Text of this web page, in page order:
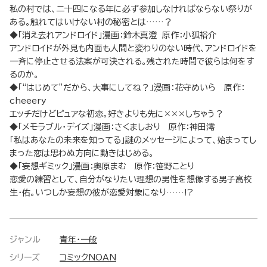
私の村では、二十四になる年に必ず参加しなければならない祭りが
ある。触れてはいけない村の秘密とは……？
◆「消え去れアンドロイド」漫画：鈴木真澄 原作：小狐裕介
アンドロイドが外見も内面も人間と変わりのない時代、アンドロイドを
一斉に停止させる法案が可決される。残された時間で彼らは何をす
るのか。
◆「“はじめて”だから、大事にしてね？」漫画：花守めいら 原作：
cheeery
エッチだけどピュアな初恋。好きよりも先に×××しちゃう？
◆「メモラブル・デイズ」漫画：さくましおり 原作：神田澪
「私はあなたの未来を知ってる」謎のメッセージによって、始まってし
まった恋は思わぬ方向に動きはじめる。
◆「妄想ギミック」漫画：奥原まむ 原作：笹野ことり
恋愛の練習として、自分がなりたい理想の男性を想像する男子高校
生・佑。いつしか妄想の彼が恋愛対象になり……!?
ジャンル 青年・一般
シリーズ コミックNOAN